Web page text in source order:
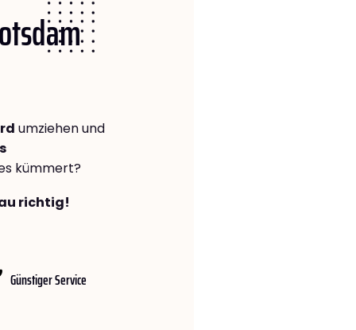
umziehen und
kümmert?
richtig!
Günstiger Service